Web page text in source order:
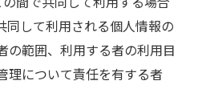
同して利用される個人情報の
の範囲、利用する者の利用目
理について責任を有する者